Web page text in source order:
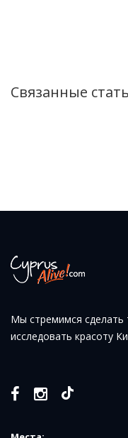
Связанные
Мы стремимся сделать
исследовать красоту